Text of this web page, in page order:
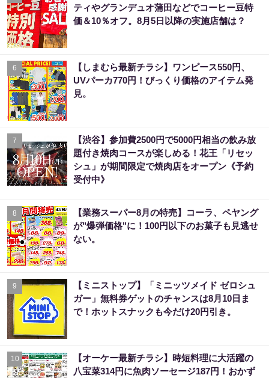
ティやグランデュオ蒲田などでコーヒー豆特
価＆10％オフ。8月5日以降の実施店舗は？
6
【しまむら最新チラシ】ワンピース550円、
UVパーカ770円！びっくり価格のアイテム発
見。
7
【渋谷】参加費2500円で5000円相当の飲み放
題付き焼肉コースが楽しめる！花王「リセッ
シュ」が期間限定で焼肉店をオープン《予約
受付中》
8
【業務スーパー8月の特売】コーラ、ペヤング
が"爆弾価格"に！100円以下のお菓子も見逃せ
ない。
9
【ミニストップ】「ミニッツメイド ゼロシュ
ガー」無料券ゲットのチャンスは8月10日ま
で！ホットスナックも今だけ20円引き。
10
【オーケー最新チラシ】時短料理に大活躍の
八宝菜314円に魚肉ソーセージ187円！おかず